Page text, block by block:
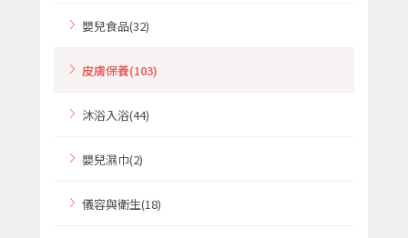
嬰兒食品(32)
皮膚保養(103)
沐浴入浴(44)
嬰兒濕巾(2)
儀容與衛生(18)